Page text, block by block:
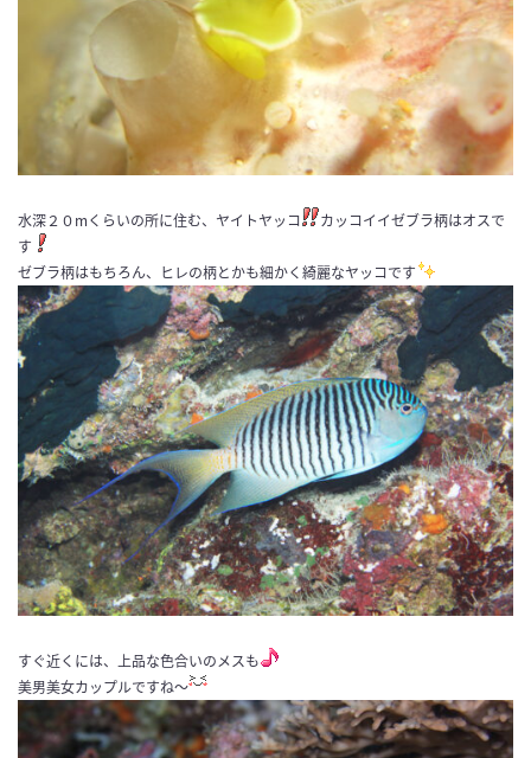
水深２０mくらいの所に住む、ヤイトヤッコ
カッコイイゼブラ柄はオスで
す
ゼブラ柄はもちろん、ヒレの柄とかも細かく綺麗なヤッコです
すぐ近くには、上品な色合いのメスも
美男美女カップルですね〜